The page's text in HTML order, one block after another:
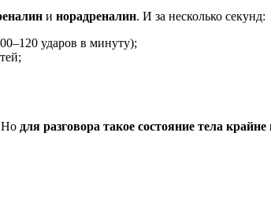
и норадреналин. И за несколько секунд:
ударов в минуту);
Но для разговора такое состояние тела крайне